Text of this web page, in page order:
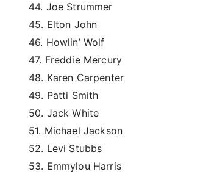
44. Joe Strummer
45. Elton John
46. Howlin’ Wolf
47. Freddie Mercury
48. Karen Carpenter
49. Patti Smith
50. Jack White
51. Michael Jackson
52. Levi Stubbs
53. Emmylou Harris